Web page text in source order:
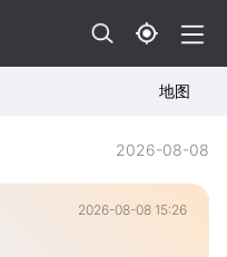
地图
2026-08-08
2026-08-08 15:26